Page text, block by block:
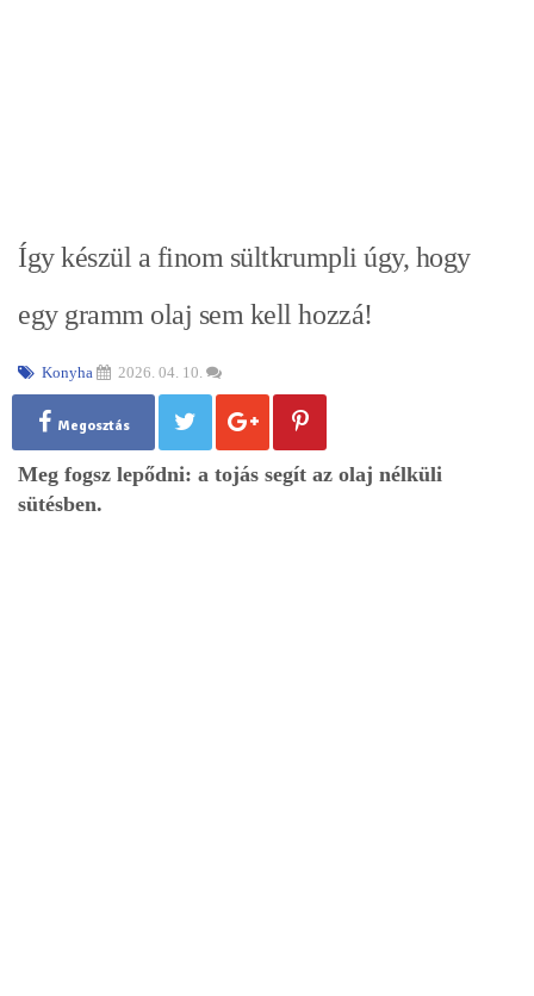
Így készül a finom sültkrumpli úgy, hogy
egy gramm olaj sem kell hozzá!
Konyha 2026. 04. 10.
Megosztás
Meg fogsz lepődni: a tojás segít az olaj nélküli
sütésben.